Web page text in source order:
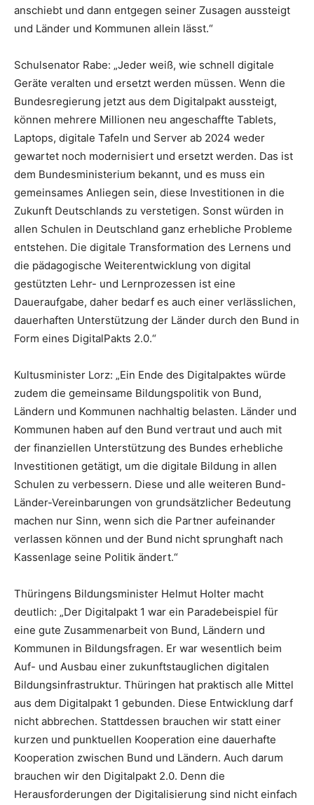
anschiebt und dann entgegen seiner Zusagen aussteigt
und Länder und Kommunen allein lässt.“
Schulsenator Rabe: „Jeder weiß, wie schnell digitale
Geräte veralten und ersetzt werden müssen. Wenn die
Bundesregierung jetzt aus dem Digitalpakt aussteigt,
können mehrere Millionen neu angeschaffte Tablets,
Laptops, digitale Tafeln und Server ab 2024 weder
gewartet noch modernisiert und ersetzt werden. Das ist
dem Bundesministerium bekannt, und es muss ein
gemeinsames Anliegen sein, diese Investitionen in die
Zukunft Deutschlands zu verstetigen. Sonst würden in
allen Schulen in Deutschland ganz erhebliche Probleme
entstehen. Die digitale Transformation des Lernens und
die pädagogische Weiterentwicklung von digital
gestützten Lehr- und Lernprozessen ist eine
Daueraufgabe, daher bedarf es auch einer verlässlichen,
dauerhaften Unterstützung der Länder durch den Bund in
Form eines DigitalPakts 2.0.“
Kultusminister Lorz: „Ein Ende des Digitalpaktes würde
zudem die gemeinsame Bildungspolitik von Bund,
Ländern und Kommunen nachhaltig belasten. Länder und
Kommunen haben auf den Bund vertraut und auch mit
der finanziellen Unterstützung des Bundes erhebliche
Investitionen getätigt, um die digitale Bildung in allen
Schulen zu verbessern. Diese und alle weiteren Bund-
Länder-Vereinbarungen von grundsätzlicher Bedeutung
machen nur Sinn, wenn sich die Partner aufeinander
verlassen können und der Bund nicht sprunghaft nach
Kassenlage seine Politik ändert.“
Thüringens Bildungsminister Helmut Holter macht
deutlich: „Der Digitalpakt 1 war ein Paradebeispiel für
eine gute Zusammenarbeit von Bund, Ländern und
Kommunen in Bildungsfragen. Er war wesentlich beim
Auf- und Ausbau einer zukunftstauglichen digitalen
Bildungsinfrastruktur. Thüringen hat praktisch alle Mittel
aus dem Digitalpakt 1 gebunden. Diese Entwicklung darf
nicht abbrechen. Stattdessen brauchen wir statt einer
kurzen und punktuellen Kooperation eine dauerhafte
Kooperation zwischen Bund und Ländern. Auch darum
brauchen wir den Digitalpakt 2.0. Denn die
Herausforderungen der Digitalisierung sind nicht einfach